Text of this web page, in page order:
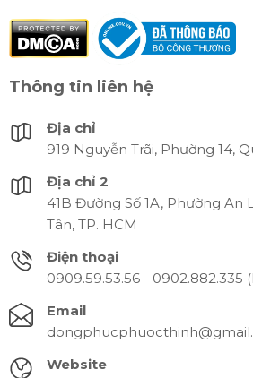
Thông tin liên hệ
Địa chỉ
919 Nguyễn Trãi, Phường 14,
Địa chỉ 2
41B Đường Số 1A, Phường An
Tân, TP. HCM
Điện thoại
0909.59.53.56 - 0902.882.335
Email
Website